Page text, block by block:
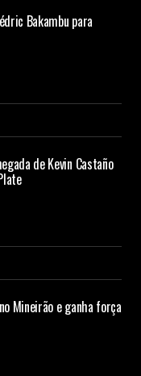
Bakambu para
de Kevin Castaño
Mineirão e ganha força